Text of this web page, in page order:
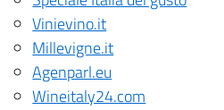
Vinievino.it
Millevigne.it
Agenparl.eu
Wineitaly24.com